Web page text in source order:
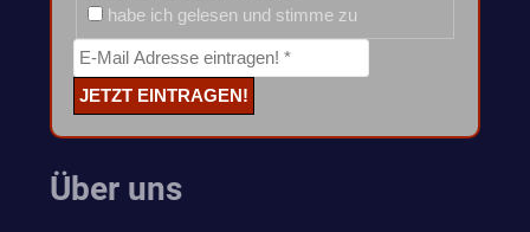
habe ich gelesen und stimme zu
Über uns